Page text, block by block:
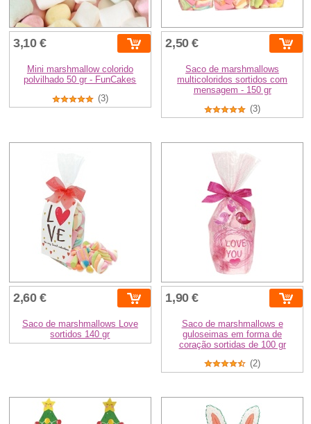
3,10 €
Mini marshmallow colorido
polvilhado 50 gr - FunCakes
(3)
2,50 €
Saco de marshmallows
multicoloridos sortidos com
mensagem - 150 gr
(3)
2,60 €
Saco de marshmallows Love
sortidos 140 gr
1,90 €
Saco de marshmallows e
guloseimas em forma de
coração sortidas de 100 gr
(2)